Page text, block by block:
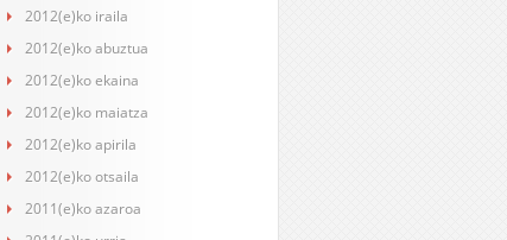
2012(e)ko iraila
2012(e)ko abuztua
2012(e)ko ekaina
2012(e)ko maiatza
2012(e)ko apirila
2012(e)ko otsaila
2011(e)ko azaroa